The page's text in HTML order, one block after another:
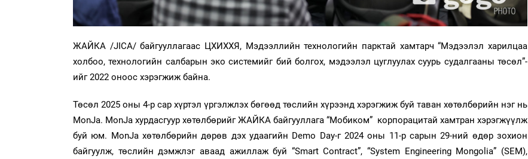
ЖАЙКА /JICA/ байгууллагаас ЦХИХХЯ, Мэдээллийн технологийн парктай хамтарч “Мэдээлэл харилцаа
холбоо, технологийн салбарын эко системийг бий болгох, мэдээлэл цуглуулах суурь судалгааны төсөл”-
ийг 2022 оноос хэрэгжиж байна.
Төсөл 2025 оны 4-р сар хүртэл үргэлжлэх бөгөөд төслийн хүрээнд хэрэгжиж буй таван хөтөлбөрийн нэг нь
MonJа. MonJа хурдасгуур хөтөлбөрийг ЖАЙКА байгууллага “Мобиком” корпорацитай хамтран хэрэгжүүлж
буй юм. MonJa хөтөлбөрийн дөрөв дэх удаагийн Demo Day-г 2024 оны 11-р сарын 29-ний өдөр зохион
байгуулж, төслийн дэмжлэг аваад ажиллаж буй “Smart Contract”, “System Engineering Mongolia” (SEM),